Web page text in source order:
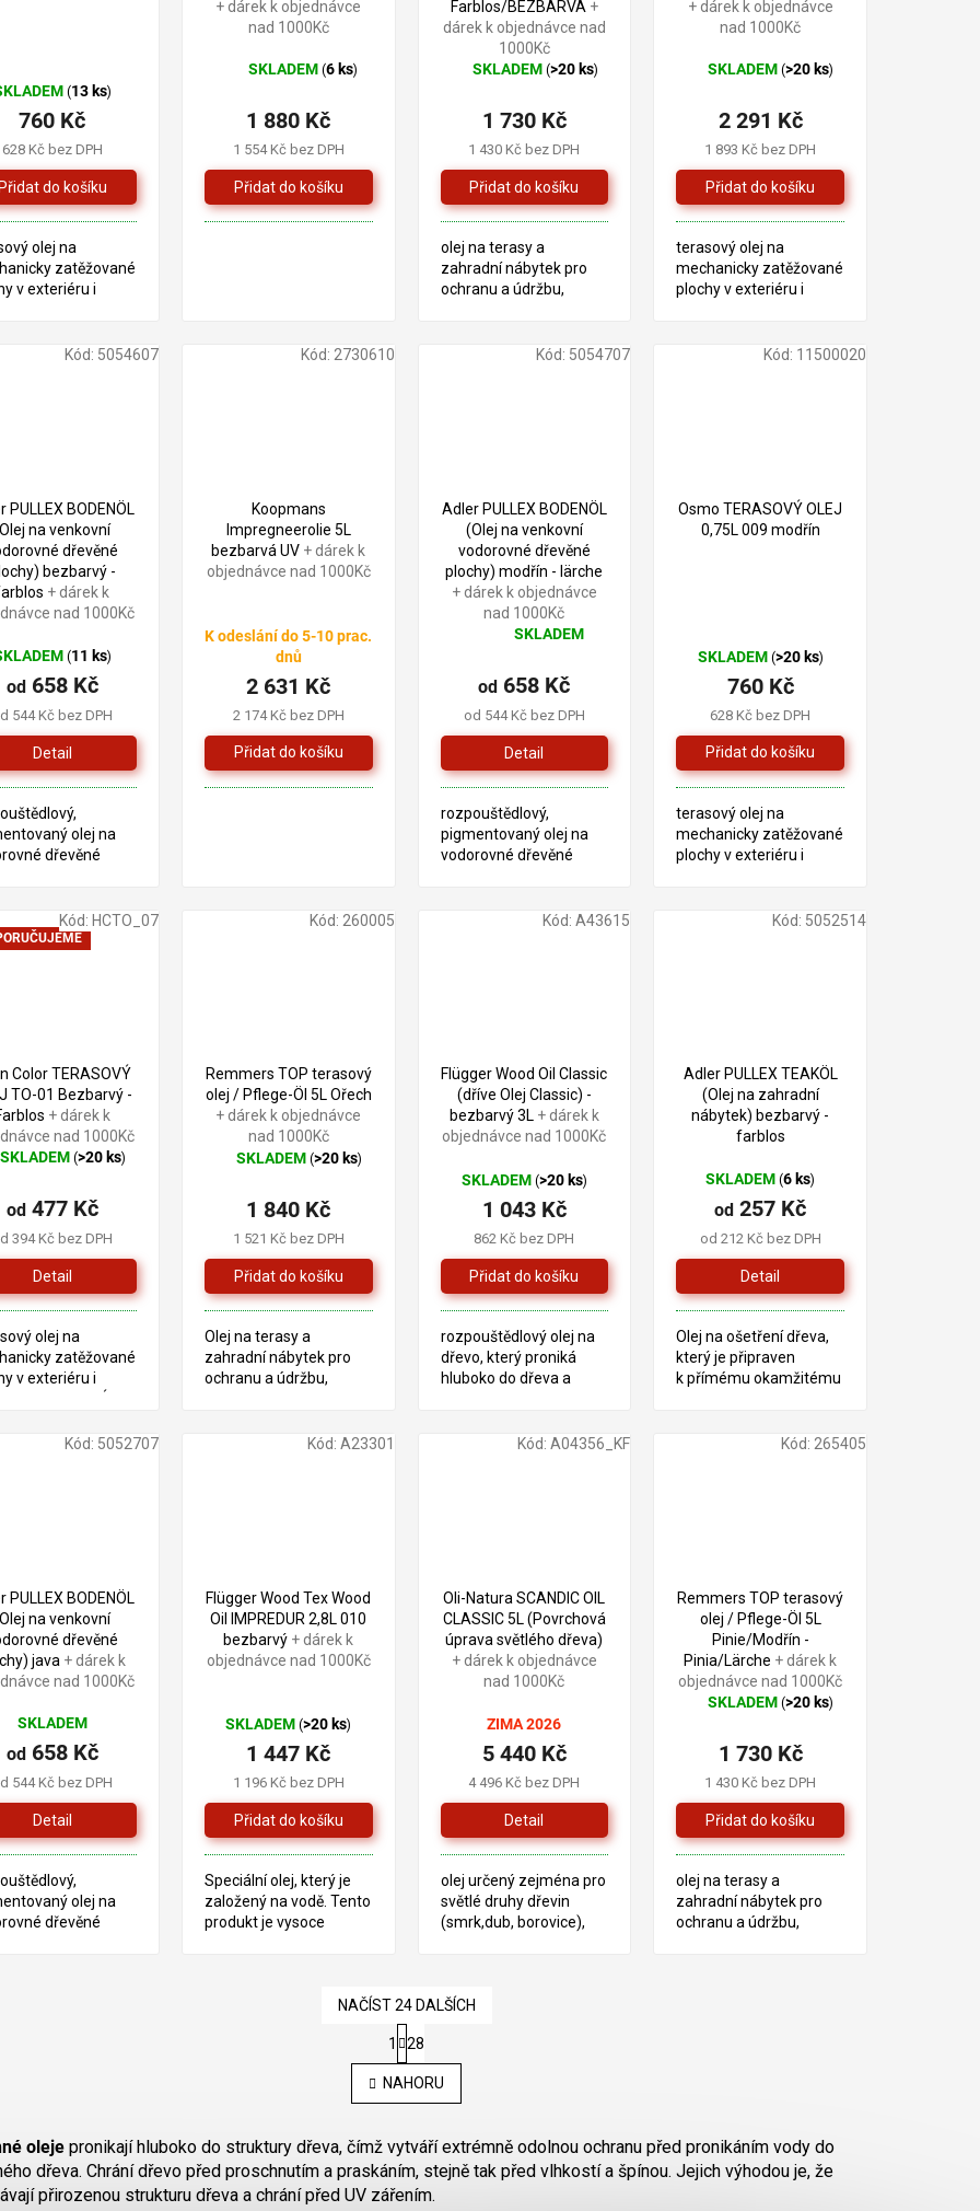
(13 ks)
628 Kč bez DPH
760 Kč
olej na
zatěžované
v exteriéru i
+ dárek k objednávce
nad 1000Kč
Průměrné
produktu
5
hvězdiček.
SKLADEM(6 ks)
1 554 Kč bez DPH
1 880 Kč
Farblos/BEZBARVÁ +
dárek k objednávce nad
1000Kč
Průměrné
produktu
5
hvězdiček.
SKLADEM (>20 ks)
1 430 Kč bez DPH
1 730 Kč
olej na terasy a
zahradní nábytek pro
ochranu a údržbu,
+ dárek k objednávce
nad 1000Kč
Průměrné
produktu
5
hvězdiček.
SKLADEM(>20 ks)
1 893 Kč bez DPH
2 291 Kč
terasový olej na
mechanicky zatěžované
plochy v exteriéru i
TECHNICKÝ LIST
PULLEX BODENÖL
na venkovní
dřevěné
bezbarvý -
+ dárek k
nad 1000Kč
(11 ks)
544 Kč bez DPH
od658 Kč
Detail
olej na
dřevěné
a také pro kutily.
Kód: 5054607
Koopmans
Impregneerolie 5L
bezbarvá UV + dárek k
objednávce nad 1000Kč
K odeslání do 5-10 prac.
dnů
2 174 Kč bez DPH
2 631 Kč
Kód: 2730610
Adler PULLEX BODENÖL
(Olej na venkovní
vodorovné dřevěné
plochy) modřín - lärche
+ dárek k objednávce
nad 1000Kč
Průměrné
produktu
5
hvězdiček.
SKLADEM
od 544 Kč bez DPH
od 658 Kč
Detail
rozpouštědlový,
pigmentovaný olej na
vodorovné dřevěné
účelům a také pro kutily.
Kód: 5054707
Osmo TERASOVÝ OLEJ
0,75L 009 modřín
SKLADEM (>20 ks)
628 Kč bez DPH
760 Kč
terasový olej na
mechanicky zatěžované
plochy v exteriéru i
Kód: 11500020
Color TERASOVÝ
TO-01 Bezbarvý -
+ dárek k
nad 1000Kč
SKLADEM(>20 ks)
394 Kč bez DPH
od477 Kč
Detail
olej na
zatěžované
v exteriéru i
Kód: HCTO_07
Remmers TOP terasový
olej / Pflege-Öl 5L Ořech
+ dárek k objednávce
nad 1000Kč
Průměrné
produktu
5
hvězdiček.
SKLADEM (>20 ks)
1 521 Kč bez DPH
1 840 Kč
Olej na terasy a
zahradní nábytek pro
ochranu a údržbu,
Kód: 260005
Flügger Wood Oil Classic
(dříve Olej Classic) -
bezbarvý 3L + dárek k
objednávce nad 1000Kč
SKLADEM (>20 ks)
862 Kč bez DPH
1 043 Kč
rozpouštědlový olej na
dřevo, který proniká
hluboko do dřeva a
celkovým vyschnutím
Kód:A43615
Adler PULLEX TEAKÖL
(Olej na zahradní
nábytek) bezbarvý -
farblos
SKLADEM(6 ks)
od 212 Kč bez DPH
od 257 Kč
Detail
Olej na ošetření dřeva,
který je připraven
k přímému okamžitému
exotického dřeva.
Kód: 5052514
PULLEX BODENÖL
na venkovní
dřevěné
java + dárek k
nad 1000Kč
SKLADEM
544 Kč bez DPH
od658 Kč
Detail
olej na
dřevěné
Kód: 5052707
Flügger Wood Tex Wood
Oil IMPREDUR 2,8L 010
bezbarvý + dárek k
objednávce nad 1000Kč
SKLADEM(>20 ks)
1 196 Kč bez DPH
1 447 Kč
Speciální olej, který je
založený na vodě. Tento
produkt je vysoce
lesk dlouhodobě drží.
Kód: A23301
Oli-Natura SCANDIC OIL
CLASSIC 5L (Povrchová
úprava světlého dřeva)
+ dárek k objednávce
nad 1000Kč
ZIMA 2026
4 496 Kč bez DPH
5 440 Kč
Detail
olej určený zejména pro
světlé druhy dřevin
(smrk,dub, borovice),
Kód:A04356_KF
Remmers TOP terasový
olej / Pflege-Öl 5L
Pinie/Modřín -
Pinia/Lärche + dárek k
objednávce nad 1000Kč
Průměrné
produktu
5
hvězdiček.
SKLADEM(>20 ks)
1 430 Kč bez DPH
1 730 Kč
olej na terasy a
zahradní nábytek pro
ochranu a údržbu,
Kód: 265405
O
v
l
d
a
c
í
NAČÍST 24 DALŠÍCH
S
t
r
á
n
o
v
á
n
1 28
NAHORU
oleje pronikají hluboko do struktury dřeva, čímž vytváří extrémně odolnou ochranu před pronikáním vody do
dřeva. Chrání dřevo před proschnutím a praskáním, stejně tak před vlhkostí a špínou. Jejich výhodou je, že
přirozenou strukturu dřeva a chrání před UV zářením.